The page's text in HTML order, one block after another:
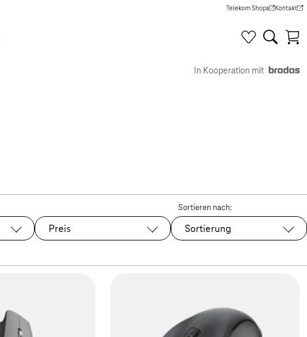
Telekom Shops
(Wird in einem neuen Tab
Kontakt
(Wird in
In Kooperation mit
Preis
Sortieren nach:
Sortierung